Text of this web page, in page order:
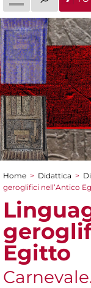
Tu sei qui
Home > Didattica >
geroglifici nell’Antico
Egitto